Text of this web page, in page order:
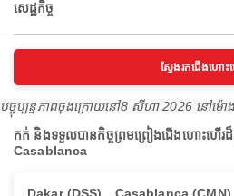
សេដ្ឋកិច្ច
ស្វែងរកជើងហោះ
បច្ចុប្បន្នភាពចុងក្រោយនៅ8 សីហា 2026 នៅ​ម៉ោ
កក់ និងទទួលបានកិច្ចព្រមព្រៀងជើងហោះហើរ
Casablanca